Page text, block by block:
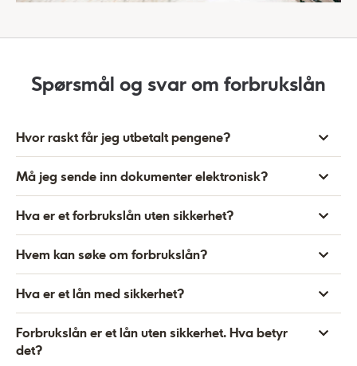
Spørsmål og svar om forbrukslån
Hvor raskt får jeg utbetalt pengene?
Må jeg sende inn dokumenter elektronisk?
Hva er et forbrukslån uten sikkerhet?
Hvem kan søke om forbrukslån?
Hva er et lån med sikkerhet?
Forbrukslån er et lån uten sikkerhet. Hva betyr
det?